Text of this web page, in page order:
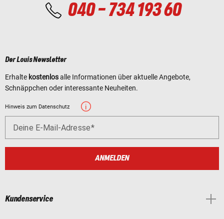
040 - 734 193 60
Der Louis Newsletter
Erhalte kostenlosalle Informationen über aktuelle Angebote,
Schnäppchen oder interessante Neuheiten.
Hinweis zum Datenschutz
Deine E-Mail-Adresse
ANMELDEN
Kundenservice